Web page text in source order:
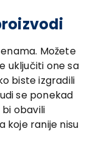
Možete
uključiti one sa
biste izgradili
se ponekad
obavili
koje ranije nisu